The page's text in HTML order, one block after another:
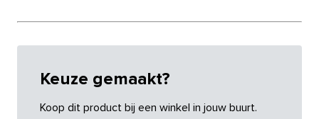
Keuze gemaakt?
Koop dit product bij een winkel in jouw buurt.